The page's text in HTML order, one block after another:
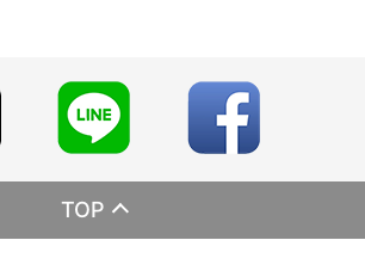
済」を選択時は、発売月の上旬ごろに決済処
変更はできませんので、あらかじめご了承
マホ決済」を選択時は、即時決済処理を実施
後の決済方法変更はできませんので、あらか
後のキャンセルは出来かねます。
TOP